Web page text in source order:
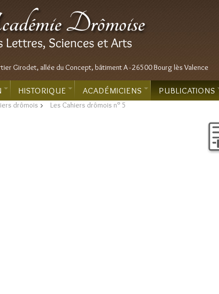
Girodet, allée du Concept, bâtiment A - 26500 Bourg lès Valence
HISTORIQUE ACADÉMICIENS PUBLICATIONS
drômois > Les Cahiers drômois n° 5